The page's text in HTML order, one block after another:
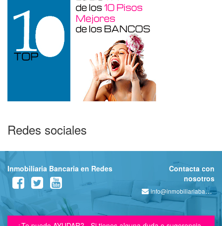
Redes sociales
Inmobiliaria Bancaria en Redes
Contacta con
nosotros
info@inmobiliariabancaria.com